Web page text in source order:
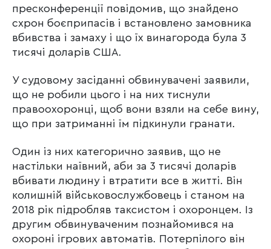
пресконференції повідомив, що знайдено
схрон боєприпасів і встановлено замовника
вбивства і замаху і що їх винагорода була 3
тисячі доларів США.
У судовому засіданні обвинувачені заявили,
що не робили цього і на них тиснули
правоохоронці, щоб вони взяли на себе вину,
що при затриманні їм підкинули гранати.
Один із них категорично заявив, що не
настільки наївний, аби за 3 тисячі доларів
вбивати людину і втратити все в житті. Він
колишній військовослужбовець і станом на
2018 рік підробляв таксистом і охоронцем. Із
другим обвинуваченим познайомився на
охороні ігрових автоматів. Потерпілого він